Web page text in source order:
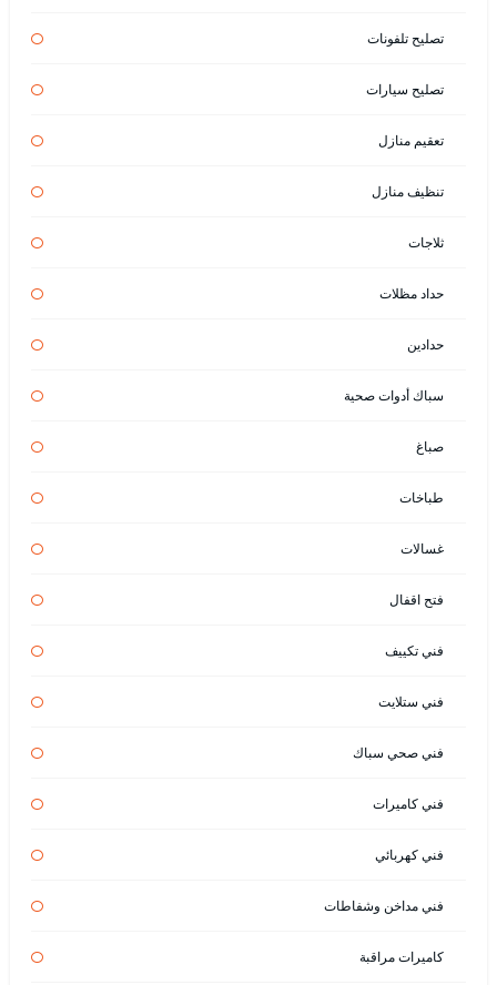
تصليح تلفونات
تصليح سيارات
تعقيم منازل
تنظيف منازل
ثلاجات
حداد مظلات
حدادين
سباك أدوات صحية
صباغ
طباخات
غسالات
فتح اقفال
فني تكييف
فني ستلايت
فني صحي سباك
فني كاميرات
فني كهربائي
فني مداخن وشفاطات
كاميرات مراقبة